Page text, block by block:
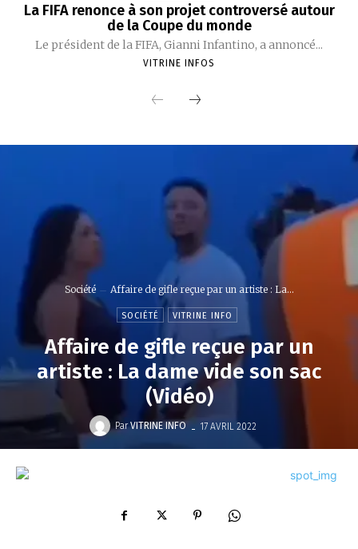
La FIFA renonce à son projet controversé autour
de la Coupe du monde
Le président de la FIFA, Gianni Infantino, a annoncé...
VITRINE INFOS